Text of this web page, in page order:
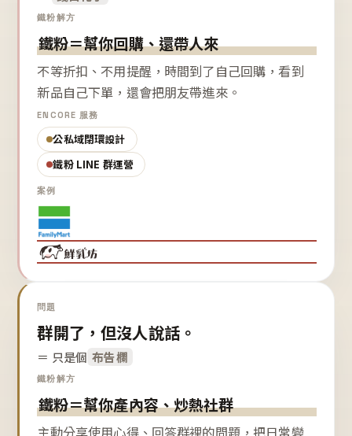
鐵粉解方
鐵粉＝幫你回購、還帶人來
不等折扣、不用提醒，時間到了自己回購，看到
新品自己下單，還會把朋友帶進來。
ENCORE 服務
公私域閉環設計
鐵粉 LINE 群運營
案例
問題
群開了，但沒人說話。
＝ 只是個 布告欄
鐵粉解方
鐵粉＝幫你產內容、炒熱社群